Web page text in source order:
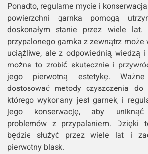
Ponadto, regularne mycie i
powierzchni garnka pomogą
doskonałym stanie przez wiele lat.
przypalonego garnka z zewnątrz może
uciążliwe, ale z odpowiednią wiedzą i
można to zrobić skutecznie i
jego pierwotną estetykę.
dostosować metody czyszczenia do
którego wykonany jest garnek, i
jego konserwację, aby uniknąć
problemów z przypalaniem. Dzięki
będzie służyć przez wiele lat i
pierwotny blask.